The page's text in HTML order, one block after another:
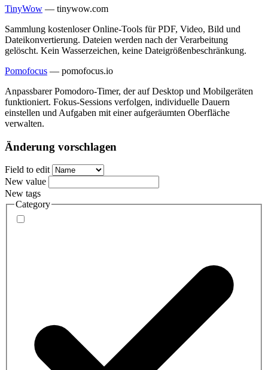
TinyWow — tinywow.com
Sammlung kostenloser Online-Tools für PDF, Video, Bild und
Dateikonvertierung. Dateien werden nach der Verarbeitung
gelöscht. Kein Wasserzeichen, keine Dateigrößenbeschränkung.
Pomofocus — pomofocus.io
Anpassbarer Pomodoro-Timer, der auf Desktop und Mobilgeräten
funktioniert. Fokus-Sessions verfolgen, individuelle Dauern
einstellen und Aufgaben mit einer aufgeräumten Oberfläche
verwalten.
Änderung vorschlagen
Field to edit
New value
New tags
Category